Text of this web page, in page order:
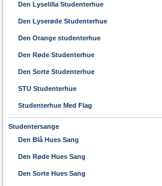
Den Lyselilla Studenterhue
Den Lyserøde Studenterhue
Den Orange studenterhue
Den Røde Studenterhue
Den Sorte Studenterhue
STU Studenterhue
Studenterhue Med Flag
Studentersange
Den Blå Hues Sang
Den Røde Hues Sang
Den Sorte Hues Sang